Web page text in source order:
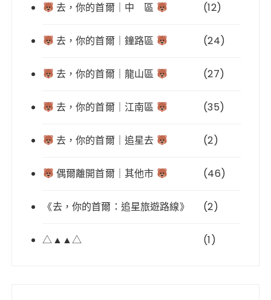
去，你的首爾｜中 區 (12)
去，你的首爾｜鐘路區 (24)
去，你的首爾｜龍山區 (27)
去，你的首爾｜江南區 (35)
去，你的首爾｜追星去 (2)
偶爾離開首爾｜其他市 (46)
《去，你的首爾：追星旅遊路線》 (2)
△▲▲△ (1)